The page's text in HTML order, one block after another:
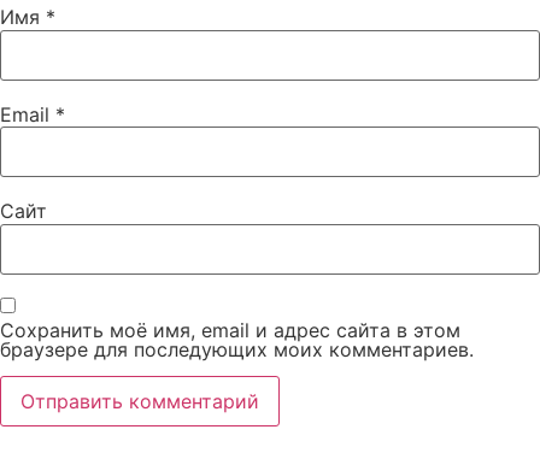
Имя *
Email *
Сайт
Сохранить моё имя, email и адрес сайта в этом
браузере для последующих моих комментариев.